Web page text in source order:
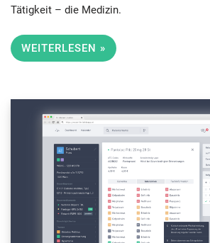
Tätigkeit – die Medizin.
WEITERLESEN »